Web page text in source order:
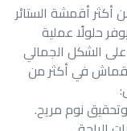
أقمشة الستائر
حلولًا عملية
الشكل الجمالي
في أكثر من
نوم مريح.